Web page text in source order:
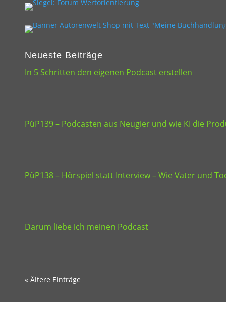
Neueste Beiträge
In 5 Schritten den eigenen Podcast erstellen
PüP139 – Podcasten aus Neugier und wie KI die
PüP138 – Hörspiel statt Interview – Wie Vater und
Darum liebe ich meinen Podcast
« Ältere Einträge